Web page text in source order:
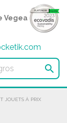
Vegea

JOUETS À PRIX